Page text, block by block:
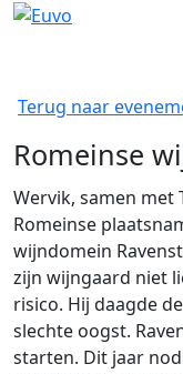
Terug naar
Romeinse
Wervik, samen met
Romeinse
wijndomein
zijn wijngaard niet
risico. Hij daagde
slechte oogst.
starten. Dit jaar